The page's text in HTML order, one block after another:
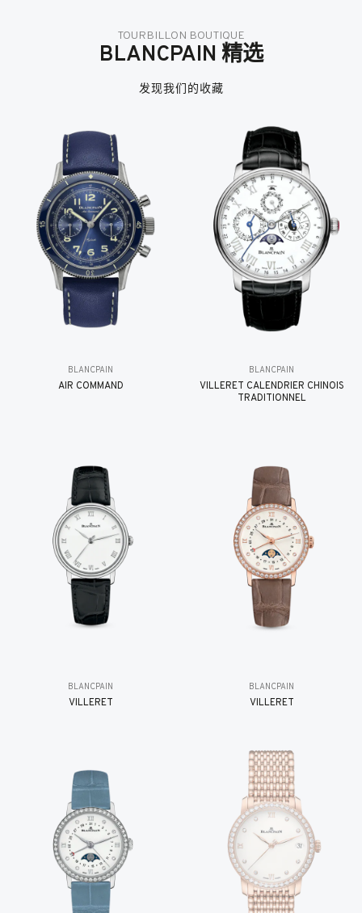
TOURBILLON BOUTIQUE
BLANCPAIN 精选
发现我们的收藏
BLANCPAIN
AIR COMMAND
BLANCPAIN
VILLERET CALENDRIER CHINOIS
TRADITIONNEL
BLANCPAIN
VILLERET
BLANCPAIN
VILLERET